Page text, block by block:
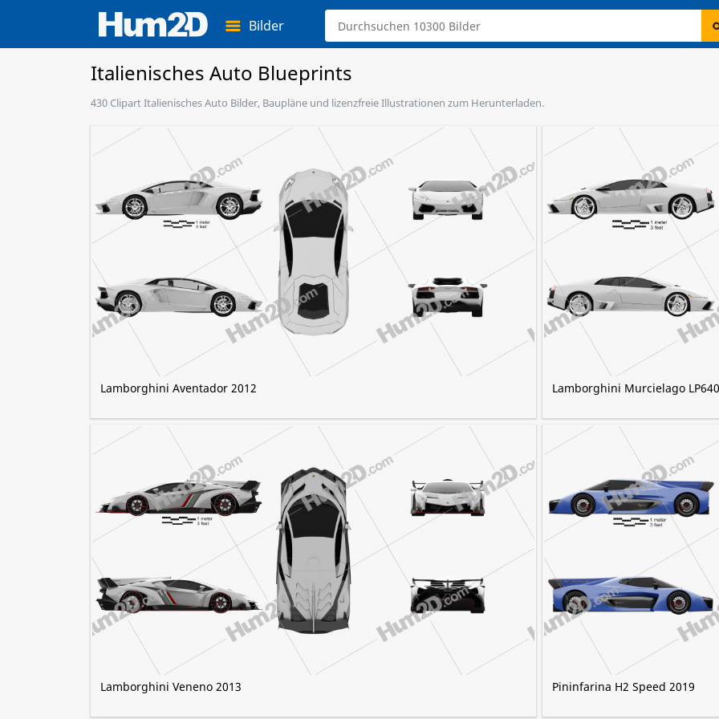
Bilder
Italienisches Auto Blueprints
430 Clipart Italienisches Auto Bilder, Baupläne und lizenzfreie Illustrationen zum Herunterladen.
Lamborghini Aventador 2012 Lamborghini Murcielago
Lamborghini Veneno 2013 Pininfarina H2 Speed 2019